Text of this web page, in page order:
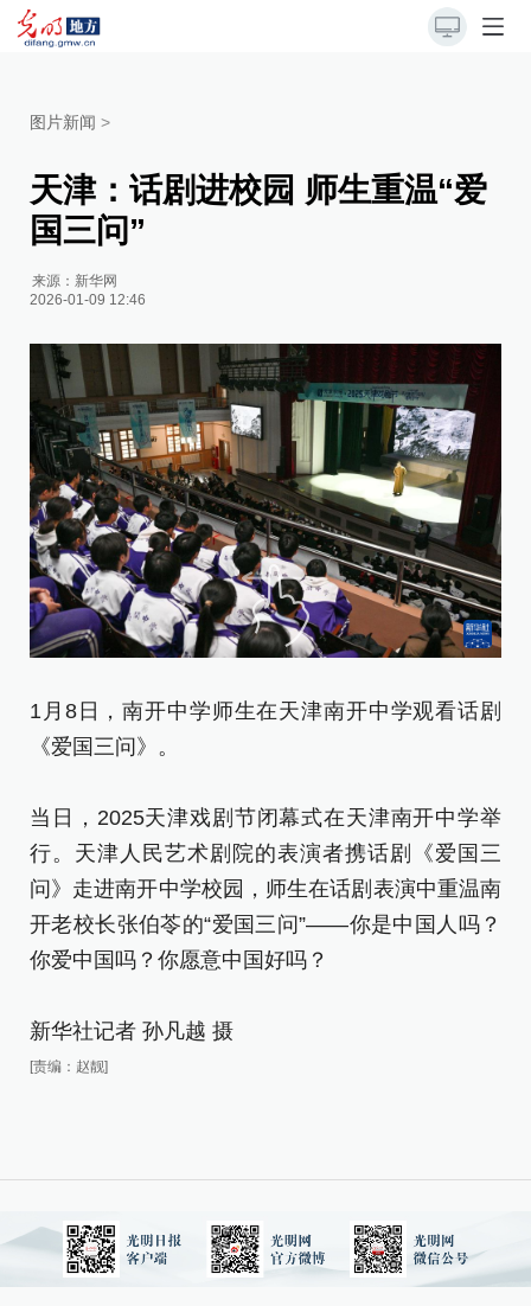
图片新闻 >
天津：话剧进校园 师生重温“爱
国三问”
来源： 新华网
2026-01-09 12:46
1月8日，南开中学师生在天津南开中学观看话剧
《爱国三问》。
当日，2025天津戏剧节闭幕式在天津南开中学举
行。天津人民艺术剧院的表演者携话剧《爱国三
问》走进南开中学校园，师生在话剧表演中重温南
开老校长张伯苓的“爱国三问”——你是中国人吗？
你爱中国吗？你愿意中国好吗？
新华社记者 孙凡越 摄
[责编：赵靓]
问